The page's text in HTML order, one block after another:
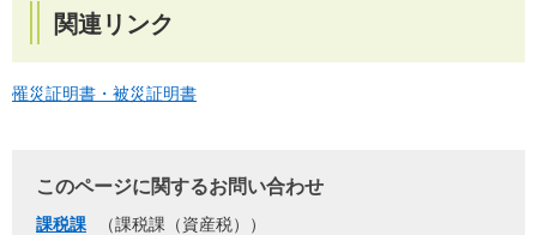
関連リンク
罹災証明書・被災証明書
このページに関するお問い合わせ
課税課
課税課（資産税）